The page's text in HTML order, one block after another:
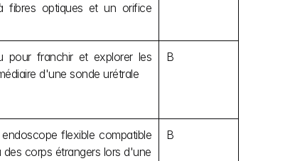
fibres optiques et un orifice
pour franchir et explorer les
d'une sonde urétrale
B
flexible compatible
corps étrangers lors d'une
B